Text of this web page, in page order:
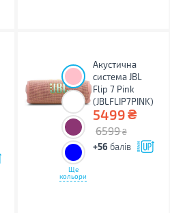
Ще
кольори
Акустична
система JBL
Flip 7 Pink
(JBLFLIP7PINK)
5499₴
6599 ₴
+56 балів